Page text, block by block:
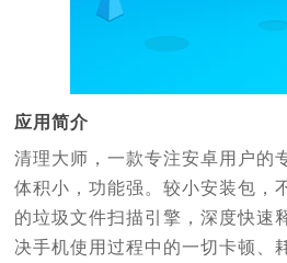
应用简介
清理大师，一款专注安卓用户的
体积小，功能强。较小安装包，
的垃圾文件扫描引擎，深度快速
决手机使用过程中的一切卡顿、